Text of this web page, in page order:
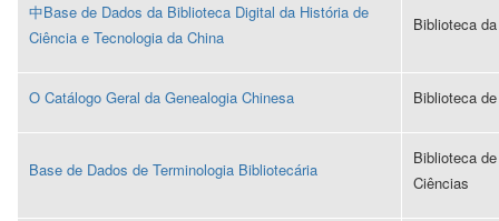
中Base de Dados da Biblioteca Digital da História de
Ciência e Tecnologia da China
Biblioteca
O Catálogo Geral da Genealogia Chinesa Biblioteca
Base de Dados de Terminologia Bibliotecária
Biblioteca
Ciências